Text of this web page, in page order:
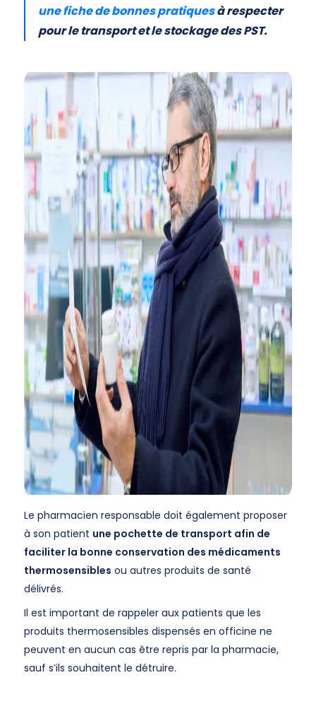
une fiche de bonnes pratiquesà respecter
pour le transport et le stockage des PST.
Le pharmacien responsable doit également proposer
à son patient une pochette de transport afin de
faciliter la bonne conservation des médicaments
thermosensibles ou autres produits de santé
délivrés.
Il est important de rappeler aux patients que les
produits thermosensibles dispensés en officine ne
peuvent en aucun cas être repris par la pharmacie,
sauf s’ils souhaitent le détruire.